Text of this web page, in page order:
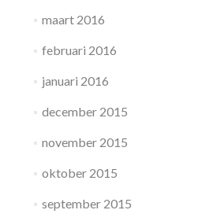
maart 2016
februari 2016
januari 2016
december 2015
november 2015
oktober 2015
september 2015